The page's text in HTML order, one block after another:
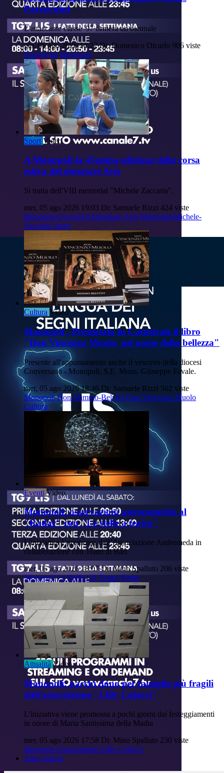
Parravicini
L'attaccante classe '97 firmerà un biennale
gio, 06 ago 2026 14:22 Di: Domenico Dicarlo 906 viste
Parravicini Monopoli
Sport Video
A Monopoli la 45esima edizione della corsa
estiva del donatore Avis
Si tratta dell'VIII memorial "Michele Zaccaria".
mer, 05 ago 2026 19:03 Di: Samuele Rizzi 424 viste
Monopoli Corsa-Del-Donatore-Avis Memorial-Michele-
Zaccaria Sport
Cultura Video
Monopoli - Presentato in Cattedrale il libro
"Don Vincenzo Muolo, nel nome della bellezza"
Presente all'appuntamento anche il vescovo della diocesi
Conversano - Monopoli, S.E. Mons. Giuseppe Favale.
mer, 05 ago 2026 18:46 Di: Samuele Rizzi 502 viste
Monopoli Don-Mimmo-Belvito Don-Vincenzo-Muolo
Cultura
Eventi Video
Monopoli: osservazioni astronomiche al
"Radar" con "Le stelle a teatro"
L'iniziativa è promossa dall’Associazione Andromeda in
collaborazione con Teatri di Bari
mer, 05 ago 2026 18:07 Di: Mino Spalluto 206 viste
Monopoli Le-Stelle-Al-Teatro Radar
Attualità Video
Monopoli: pacchi dono per famiglie più fragili
dall'associazione "Lilly Colucci"
L'iniziativa viene promossa a pochi giorni dai festeggiamenti
in onore di Maria Santissima della Madia
mer, 05 ago 2026 17:58 Di: Mino Spalluto 230 viste
Monopoli Associazione-Lilly-Colucci
Altre notizie